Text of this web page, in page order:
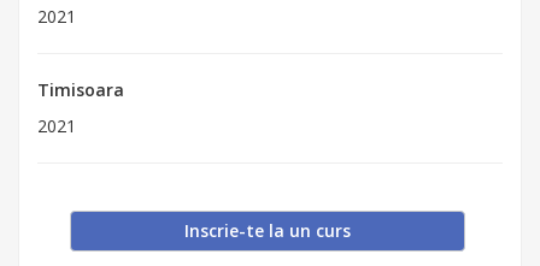
2021
Timisoara
2021
Inscrie-te la un curs